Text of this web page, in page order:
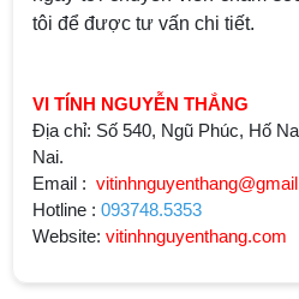
tôi để được tư vấn chi tiết.
VI TÍNH NGUYỄN THẮNG
Địa chỉ: Số 540, Ngũ Phúc, Hố
Nai.
Email :
Hotline : 093748.5353
Website: vitinhnguyenthang.com